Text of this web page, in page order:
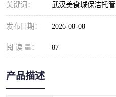
关键词： 武汉美食城保洁托管
发布日期： 2026-08-08
阅 读 量： 87
产品描述